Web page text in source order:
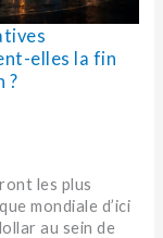
elles la fin
?
les plus
mondiale d’ici
au sein de